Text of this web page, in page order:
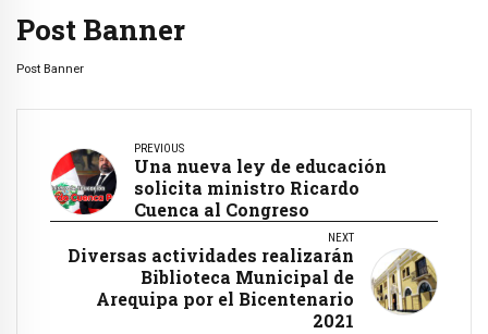
Post Banner
Post Banner
PREVIOUS
Una nueva ley de educación
solicita ministro Ricardo
Cuenca al Congreso
NEXT
Diversas actividades realizarán
Biblioteca Municipal de
Arequipa por el Bicentenario
2021